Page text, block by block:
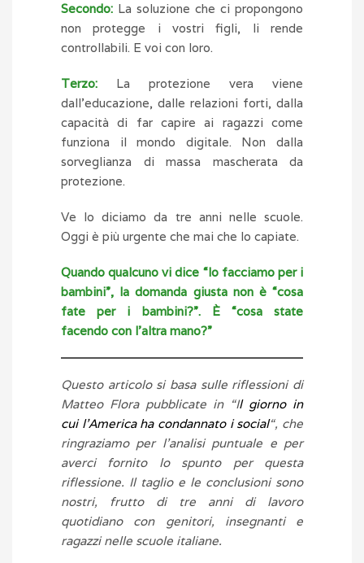
Secondo: La soluzione che ci propongono
non protegge i vostri figli, li rende
controllabili. E voi con loro.
Terzo: La protezione vera viene
dall’educazione, dalle relazioni forti, dalla
capacità di far capire ai ragazzi come
funziona il mondo digitale. Non dalla
sorveglianza di massa mascherata da
protezione.
Ve lo diciamo da tre anni nelle scuole.
Oggi è più urgente che mai che lo capiate.
Quando qualcuno vi dice “lo facciamo per i
bambini”, la domanda giusta non è “cosa
fate per i bambini?”. È “cosa state
facendo con l’altra mano?”
Questo articolo si basa sulle riflessioni di
Matteo Flora pubblicate in “Il giorno in
cui l’America ha condannato i social“, che
ringraziamo per l’analisi puntuale e per
averci fornito lo spunto per questa
riflessione. Il taglio e le conclusioni sono
nostri, frutto di tre anni di lavoro
quotidiano con genitori, insegnanti e
ragazzi nelle scuole italiane.